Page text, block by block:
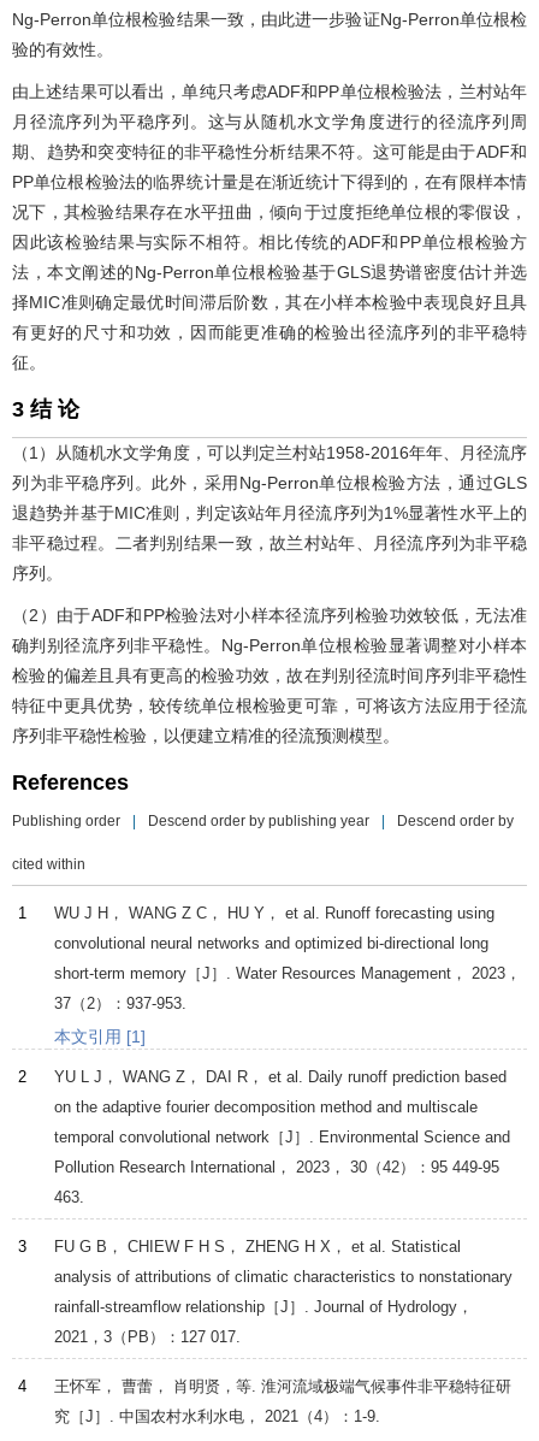
Ng-Perron单位根检验结果一致，由此进一步验证Ng-Perron单位根检
验的有效性。
由上述结果可以看出，单纯只考虑ADF和PP单位根检验法，兰村站年
月径流序列为平稳序列。这与从随机水文学角度进行的径流序列周
期、趋势和突变特征的非平稳性分析结果不符。这可能是由于ADF和
PP单位根检验法的临界统计量是在渐近统计下得到的，在有限样本情
况下，其检验结果存在水平扭曲，倾向于过度拒绝单位根的零假设，
因此该检验结果与实际不相符。相比传统的ADF和PP单位根检验方
法，本文阐述的Ng-Perron单位根检验基于GLS退势谱密度估计并选
择MIC准则确定最优时间滞后阶数，其在小样本检验中表现良好且具
有更好的尺寸和功效，因而能更准确的检验出径流序列的非平稳特
征。
3 结 论
（1）从随机水文学角度，可以判定兰村站1958-2016年年、月径流序
列为非平稳序列。此外，采用Ng-Perron单位根检验方法，通过GLS
退趋势并基于MIC准则，判定该站年月径流序列为1%显著性水平上的
非平稳过程。二者判别结果一致，故兰村站年、月径流序列为非平稳
序列。
（2）由于ADF和PP检验法对小样本径流序列检验功效较低，无法准
确判别径流序列非平稳性。Ng-Perron单位根检验显著调整对小样本
检验的偏差且具有更高的检验功效，故在判别径流时间序列非平稳性
特征中更具优势，较传统单位根检验更可靠，可将该方法应用于径流
序列非平稳性检验，以便建立精准的径流预测模型。
References
Publishing order Descend order by publishing year Descend order by
cited within
1 WU J H ， WANG Z C ， HU Y ， et al. Runoff forecasting using
convolutional neural networks and optimized bi-directional long
short-term memory［J］. Water Resources Management ， 2023 ，
37 （2）：937-953.
本文引用 [1]
2 YU L J ， WANG Z ， DAI R ， et al. Daily runoff prediction based
on the adaptive fourier decomposition method and multiscale
temporal convolutional network［J］.
Environmental Science and
Pollution Research International ， 2023 ， 30 （42）：95 449-95
463.
3 FU G B ， CHIEW F H S ， ZHENG H X ， et al. Statistical
analysis of attributions of climatic characteristics to nonstationary
rainfall-streamflow relationship［J］. Journal of Hydrology ，
2021 ， 3 （PB）：127 017.
4
王怀军， 曹蕾， 肖明贤，等. 淮河流域极端气候事件非平稳特征研
究［J］. 中国农村水利水电 ， 2021
（4）：1-9.